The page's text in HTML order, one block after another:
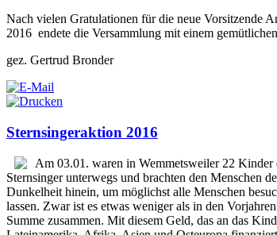
Nach vielen Gratulationen für die neue Vorsitzende
2016 endete die Versammlung mit einem
gez. Gertrud Bronder
Sternsingeraktion 2016
Am 03.01. waren in Wemmetsweiler 22
Sternsinger unterwegs und brachten den Menschen
Dunkelheit hinein, um möglichst alle Menschen
lassen. Zwar ist es etwas weniger als in den
Summe zusammen. Mit diesem Geld, das an das